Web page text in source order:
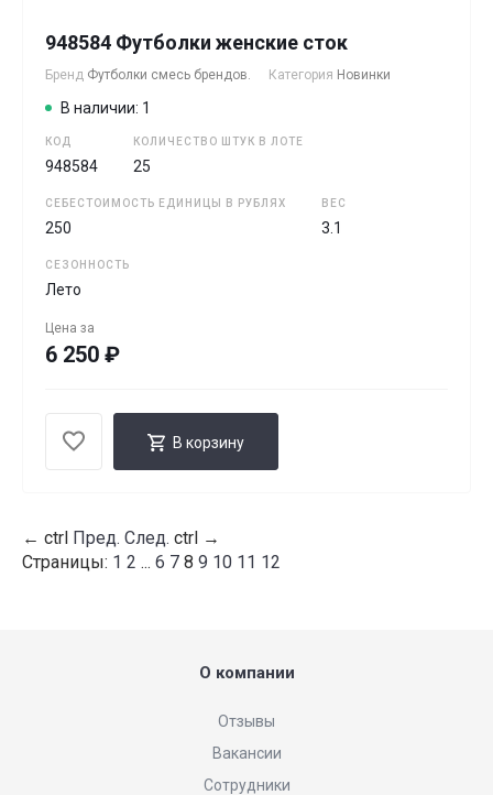
948584 Футболки женские сток
Бренд Футболки смесь брендов. Категория Новинки
В наличии: 1
КОД
948584
КОЛИЧЕСТВО ШТУК В ЛОТЕ
25
СЕБЕСТОИМОСТЬ ЕДИНИЦЫ В РУБЛЯХ
250
ВЕС
3.1
СЕЗОННОСТЬ
Лето
Цена за
6 250 ₽
В корзину
← ctrl Пред. След. ctrl →
Страницы: 1 2 ... 6 7 8 9 10 11 12
О компании
Отзывы
Вакансии
Сотрудники